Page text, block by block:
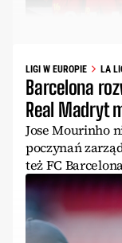
LIGI W EUROPIE LA
Barcelona
Real Madryt
Jose Mourinho
poczynań
też FC